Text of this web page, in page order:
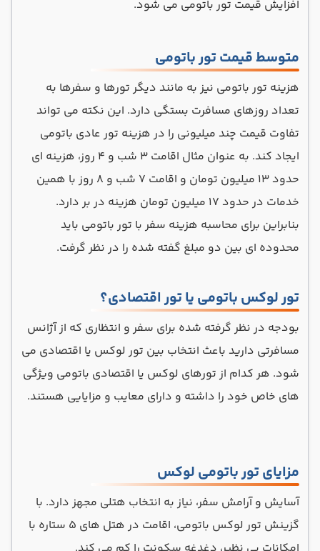
افزایش قیمت تور باتومی می شود.
متوسط قیمت تور باتومی
هزینه تور باتومی نیز به مانند دیگر تورها و سفرها به
تعداد روزهای مسافرت بستگی دارد. این نکته می تواند
تفاوت قیمت چند میلیونی را در هزینه تور عادی باتومی
ایجاد کند. به عنوان مثال اقامت ۳ شب و ۴ روز، هزینه ای
حدود ۱۳ میلیون تومان و اقامت ۷ شب و ۸ روز با همین
خدمات در حدود ۱۷ میلیون تومان هزینه در بر دارد.
بنابراین برای محاسبه هزینه سفر با تور باتومی باید
محدوده ای بین دو مبلغ گفته شده را در نظر گرفت.
تور لوکس باتومی یا تور اقتصادی؟
بودجه در نظر گرفته شده برای سفر و انتظاری که از آژانس
مسافرتی دارید باعث انتخاب بین تور لوکس یا اقتصادی می
شود. هر کدام از تورهای لوکس یا اقتصادی باتومی ویژگی
های خاص خود را داشته و دارای معایب و مزایایی هستند.
مزایای تور باتومی لوکس
آسایش و آرامش سفر، نیاز به انتخاب هتلی مجهز دارد. با
گزینش تور لوکس باتومی، اقامت در هتل های ۵ ستاره با